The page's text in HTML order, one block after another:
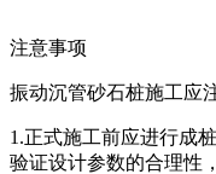
注意事项
振动沉管砂石桩施工应
1.正式施工前应进行成
验证设计参数的合理性